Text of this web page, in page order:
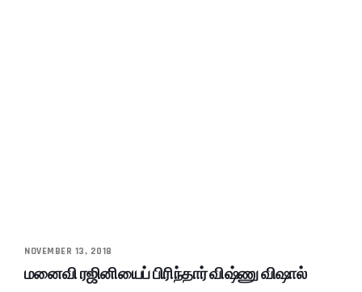
NOVEMBER 13, 2018
மனைவி ரஜினியைப் பிரிந்தார் விஷ்ணு விஷால்